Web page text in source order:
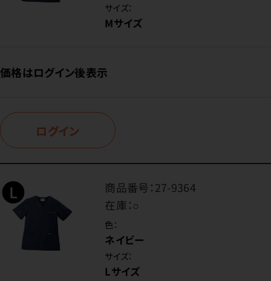
サイズ：
Mサイズ
価格はログイン後表示
ログイン
商品番号：27-9364
在庫：○
色：
ネイビー
サイズ：
Lサイズ